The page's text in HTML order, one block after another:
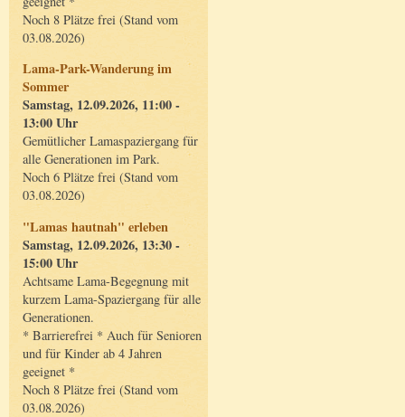
Noch 8 Plätze frei (Stand vom
03.08.2026)
Lama-Park-Wanderung im
Sommer
Samstag, 12.09.2026, 11:00 -
13:00 Uhr
Gemütlicher Lamaspaziergang für
alle Generationen im Park.
Noch 6 Plätze frei (Stand vom
03.08.2026)
"Lamas hautnah" erleben
Samstag, 12.09.2026, 13:30 -
15:00 Uhr
Achtsame Lama-Begegnung mit
kurzem Lama-Spaziergang für alle
Generationen.
* Barrierefrei * Auch für Senioren
und für Kinder ab 4 Jahren
geeignet *
Noch 8 Plätze frei (Stand vom
03.08.2026)